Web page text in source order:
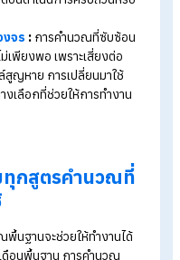
วิธีคิดเปอร์เซ็นต์ขาด ลา มา
Rate (อัตราการล
เฉลี่ย = (จำนวนพนักงานเริ่ม